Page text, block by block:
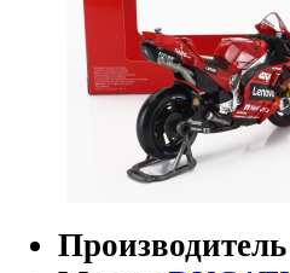
Производитель